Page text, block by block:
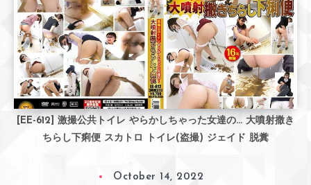
[EE-612] 激撮公共トイレ やらかしちゃった女達の… 大噴射撒き
ちらし下痢便 スカトロ トイレ(盗撮) ジェイド 脱糞
October 14, 2022